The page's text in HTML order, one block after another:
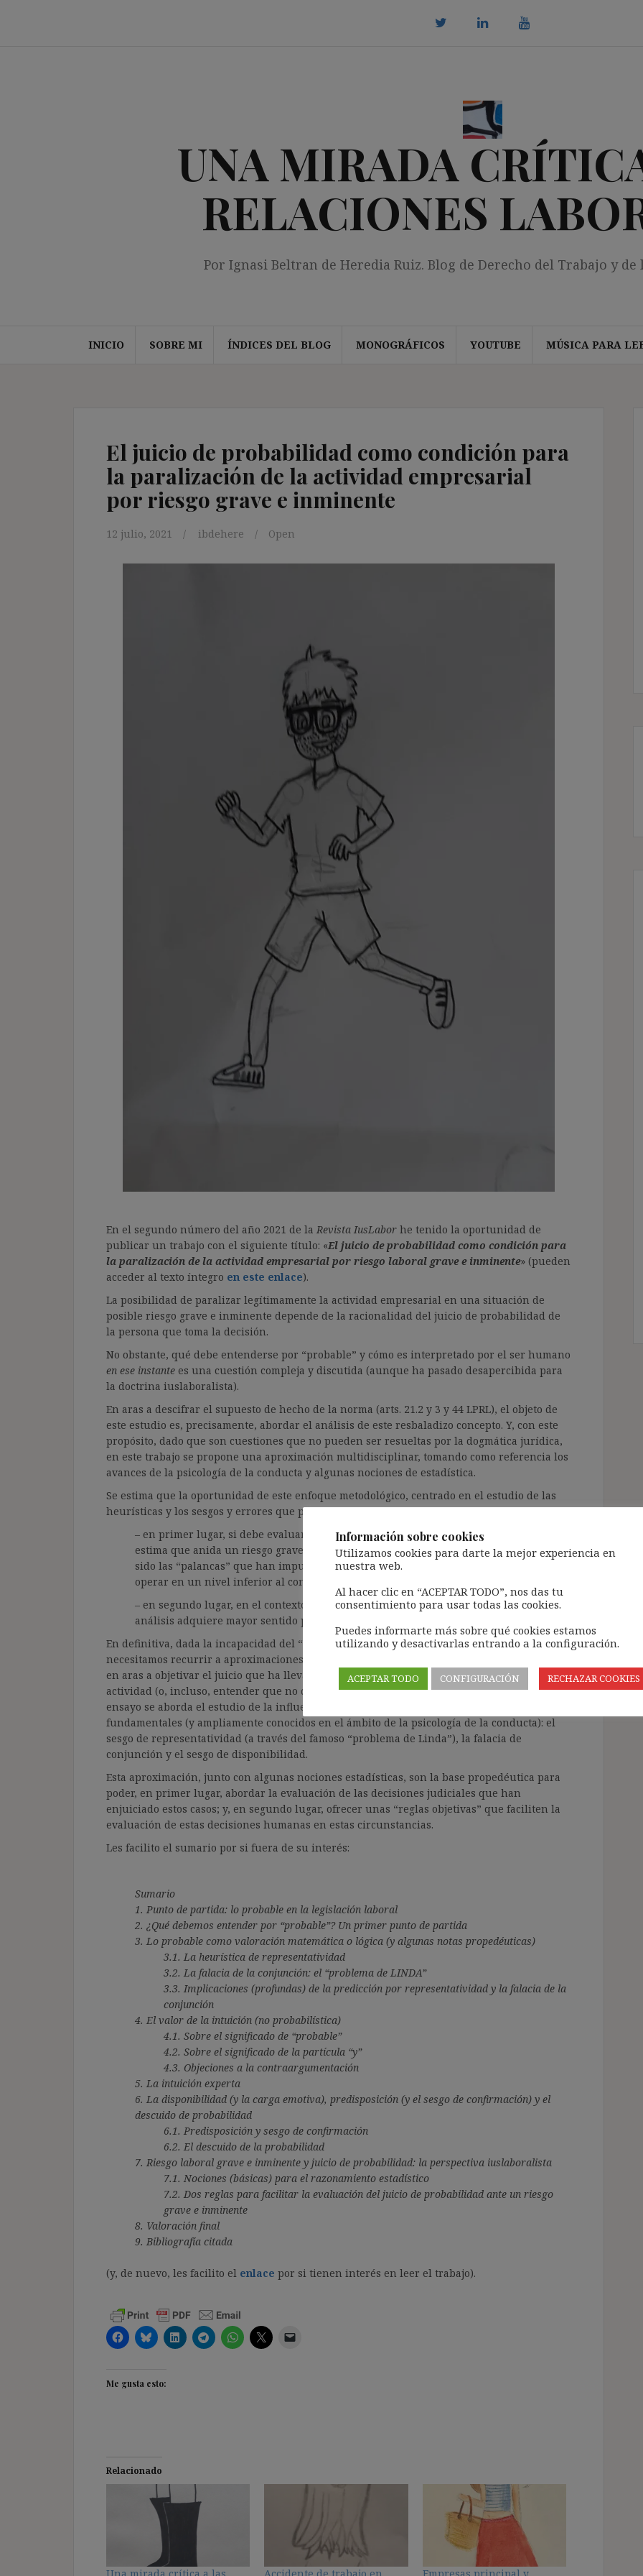
UNA MIRADA
RELACIONES
Por Ignasi Beltran de Heredia Ruiz. Blog de Derecho del Trabajo y de
INICIO SOBRE MI ÍNDICES DEL BLOG MONOGRÁFICOS YOUTUBE MÚSICA PARA
El juicio de probabilidad como condición para
la paralización de la actividad empresarial
por riesgo grave e inminente
12 julio, 2021 ibdehere Open
En el segundo número del año 2021 de la Revista IusLabor he tenido la oportunidad de
publicar un trabajo con el siguiente título: «El juicio de probabilidad como condición para
la paralización de la actividad empresarial por riesgo laboral grave e inminente» (pueden
acceder al texto íntegro en este enlace).
La posibilidad de paralizar legítimamente la actividad empresarial en una situación de
posible riesgo grave e inminente depende de la racionalidad del juicio de probabilidad de
la persona que toma la decisión.
No obstante, qué debe entenderse por “probable” y cómo es interpretado por el ser humano
en ese instante es una cuestión compleja y discutida (aunque ha pasado desapercibida para
la doctrina iuslaboralista).
En aras a descifrar el supuesto de hecho de la norma (arts. 21.2 y 3 y 44 LPRL), el objeto de
este estudio es, precisamente, abordar el análisis de este resbaladizo concepto. Y, con este
propósito, dado que son cuestiones que no pueden ser resueltas por la dogmática jurídica,
en este trabajo se propone una aproximación multidisciplinar, tomando como referencia los
avances de la psicología de la conducta y algunas nociones de estadística.
Se estima que la oportunidad de este enfoque metodológico, centrado en el estudio de las
heurísticas y los sesgos y errores que precipitan, es doble:
– en primer lugar, si debe evaluarse la conducta de una persona en una situación que
estima que anida un riesgo grave e inminente, es esencial comprender cuáles han
sido las “palancas” que han impulsado su decisión (incluso, las que hayan podido
operar en un nivel inferior al consciente); y
– en segundo lugar, en el contexto de la pandemia, la necesidad de llevar a cabo este
análisis adquiere mayor sentido porque el riesgo es exponencial e invisible.
En definitiva, dada la incapacidad del “Derecho” para descifrar estos elementos,
necesitamos recurrir a aproximaciones científicas que nos permitan suplir estas carencias,
en aras a objetivar el juicio que ha llevado a una persona a estimar que debe paralizar la
actividad (o, incluso, entender que no debe acudir al trabajo). Por este motivo, en este
ensayo se aborda el estudio de la influencia en el juicio de probabilidad de tres elementos
fundamentales (y ampliamente conocidos en el ámbito de la psicología de la conducta): el
sesgo de representatividad (a través del famoso “problema de Linda”), la falacia de
conjunción y el sesgo de disponibilidad.
Esta aproximación, junto con algunas nociones estadísticas, son la base propedéutica para
poder, en primer lugar, abordar la evaluación de las decisiones judiciales que han
enjuiciado estos casos; y, en segundo lugar, ofrecer unas “reglas objetivas” que faciliten la
evaluación de estas decisiones humanas en estas circunstancias.
Les facilito el sumario por si fuera de su interés:
Sumario
1. Punto de partida: lo probable en la legislación laboral
2. ¿Qué debemos entender por “probable”? Un primer punto de partida
3. Lo probable como valoración matemática o lógica (y algunas notas propedéuticas)
3.1. La heurística de representatividad
3.2. La falacia de la conjunción: el “problema de LINDA”
3.3. Implicaciones (profundas) de la predicción por representatividad y la falacia de la
conjunción
4. El valor de la intuición (no probabilística)
4.1. Sobre el significado de “probable”
4.2. Sobre el significado de la partícula “y”
4.3. Objeciones a la contraargumentación
5. La intuición experta
6. La disponibilidad (y la carga emotiva), predisposición (y el sesgo de confirmación) y el
descuido de probabilidad
6.1. Predisposición y sesgo de confirmación
6.2. El descuido de la probabilidad
7. Riesgo laboral grave e inminente y juicio de probabilidad: la perspectiva iuslaboralista
7.1. Nociones (básicas) para el razonamiento estadístico
7.2. Dos reglas para facilitar la evaluación del juicio de probabilidad ante un riesgo
grave e inminente
8. Valoración final
9. Bibliografía citada
(y, de nuevo, les facilito el enlace por si tienen interés en leer el trabajo).
Me gusta esto:
Relacionado
Información sobre cookies
Utilizamos cookies para darte la mejor experiencia en
nuestra web.
Al hacer clic en “ACEPTAR TODO”, nos das tu
consentimiento para usar todas las cookies.
Puedes informarte más sobre qué cookies estamos
utilizando y desactivarlas entrando a la configuración.
ACEPTAR TODO CONFIGURACIÓN RECHAZAR COOKIES